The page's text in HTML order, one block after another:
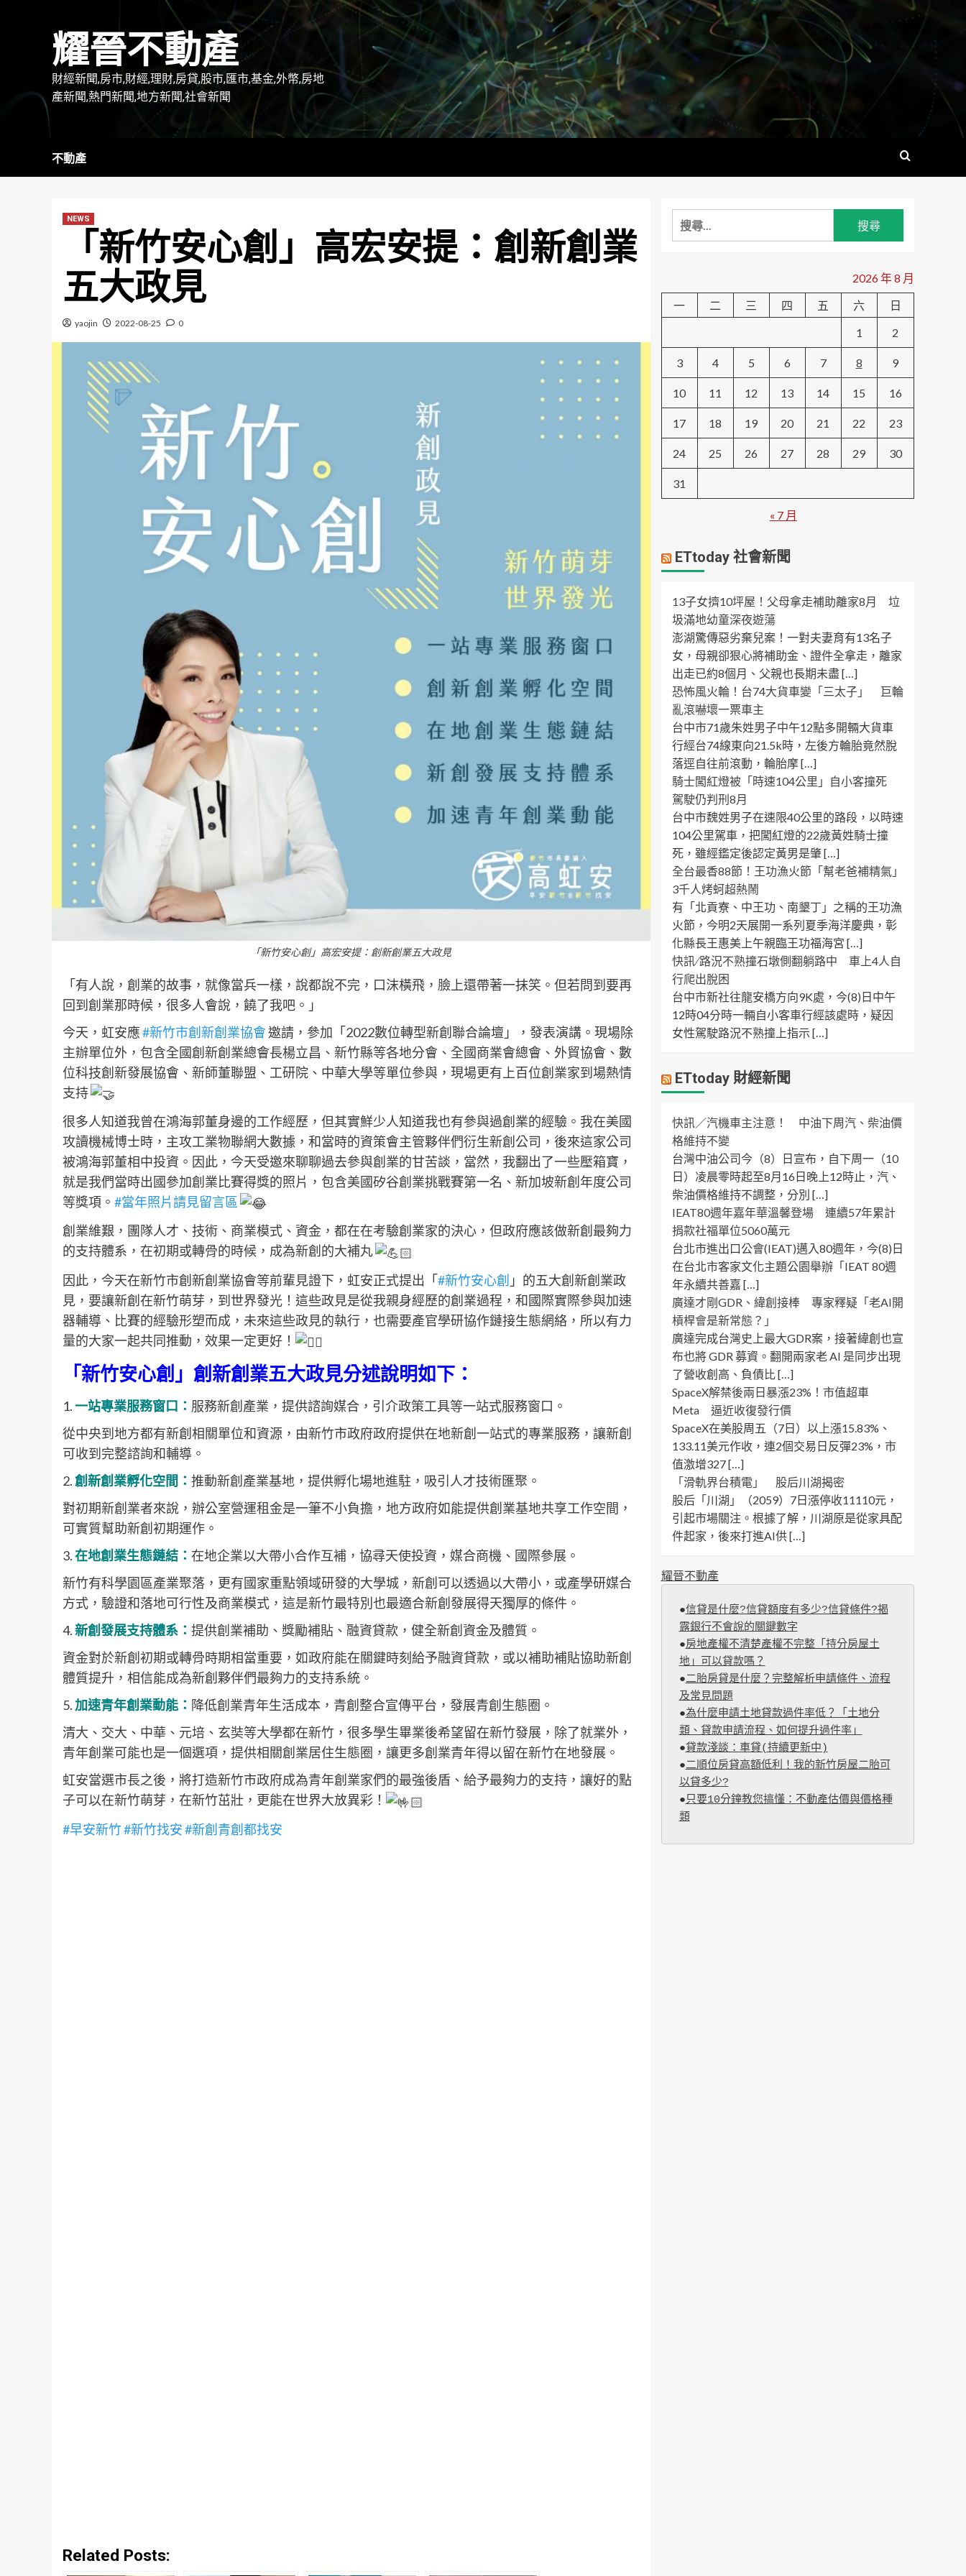
耀晉不動產
財經新聞,房市,財經,理財,房貸,股市,匯市,基金,外幣,房地
產新聞,熱門新聞,地方新聞,社會新聞
不動產
NEWS
「新竹安心創」高宏安提：創新創業
五大政見
yaojin 2022-08-25 0
「新竹安心創」高宏安提：創新創業五大政見
「有人說，創業的故事，就像當兵一樣，說都說不完，口沫橫飛，臉上還帶著一抹笑。但若問到要再
回到創業那時候，很多人會說，饒了我吧。」
今天，虹安應#新竹市創新創業協會邀請，參加「2022數位轉型新創聯合論壇」，發表演講。現場除
主辦單位外，包含全國創新創業總會長楊立昌、新竹縣等各地分會、全國商業會總會、外貿協會、數
位科技創新發展協會、新師董聯盟、工研院、中華大學等單位參與，現場更有上百位創業家到場熱情
支持
很多人知道我曾在鴻海郭董身邊的工作經歷，但其實鮮少人知道我也有參與過創業的經驗。我在美國
攻讀機械博士時，主攻工業物聯網大數據，和當時的資策會主管夥伴們衍生新創公司，後來這家公司
被鴻海郭董相中投資。因此，今天受邀來聊聊過去參與創業的甘苦談，當然，我翻出了一些壓箱寶，
就是我們當時出國參加創業比賽得獎的照片，包含美國矽谷創業挑戰賽第一名、新加坡新創年度公司
等獎項。 #當年照片請見留言區
創業維艱，團隊人才、技術、商業模式、資金，都在在考驗創業家的決心，但政府應該做新創最夠力
的支持體系，在初期或轉骨的時候，成為新創的大補丸
因此，今天在新竹市創新創業協會等前輩見證下，虹安正式提出「#新竹安心創 」的五大創新創業政
見，要讓新創在新竹萌芽，到世界發光！這些政見是從我親身經歷的創業過程，和國際實際參與加速
器輔導、比賽的經驗形塑而成，未來這些政見的執行，也需要產官學研協作鏈接生態網絡，所以有力
量的大家一起共同推動，效果一定更好！
「新竹安心創」創新創業五大政見分述說明如下：
1.一站專業服務窗口： 服務新創產業，提供諮詢媒合，引介政策工具等一站式服務窗口。
從中央到地方都有新創相關單位和資源，由新竹市政府政府提供在地新創一站式的專業服務，讓新創
可收到完整諮詢和輔導。
2.創新創業孵化空間： 推動新創產業基地，提供孵化場地進駐，吸引人才技術匯聚。
對初期新創業者來說，辦公室營運租金是一筆不小負擔，地方政府如能提供創業基地共享工作空間，
可實質幫助新創初期運作。
3.在地創業生態鏈結： 在地企業以大帶小合作互補，協尋天使投資，媒合商機、國際參展。
新竹有科學園區產業聚落，更有國家重點領域研發的大學城，新創可以透過以大帶小，或產學研媒合
方式，驗證和落地可行性及商業模式，這是新竹最特別也最適合新創發展得天獨厚的條件。
4.新創發展支持體系： 提供創業補助、獎勵補貼、融資貸款，健全新創資金及體質。
資金對於新創初期或轉骨時期相當重要，如政府能在關鍵時刻給予融資貸款，或以補助補貼協助新創
體質提升，相信能成為新創夥伴們最夠力的支持系統。
5. 加速青年創業動能： 降低創業青年生活成本，青創整合宣傳平台，發展青創生態圈。
清大、交大、中華、元培、玄奘等大學都在新竹，很多學生畢業後希望留在新竹發展，除了就業外，
青年創業可能也是一個選項，提供相關創業居住生態圈，讓更多創業青年得以留在新竹在地發展。
虹安當選市長之後，將打造新竹市政府成為青年創業家們的最強後盾、給予最夠力的支持，讓好的點
子可以在新竹萌芽，在新竹茁壯，更能在世界大放異彩！
#早安新竹#新竹找安#新創青創都找安
Related Posts:
搜
尋
字:
2026 年 8 月
一
二 三 四 五 六
日
1
2
3 4 5 6 7 8 9
10 11 12 13 14 15 16
17 18 19 20 21 22 23
24 25 26 27 28 29 30
31
« 7 月
ETtoday 社會新聞
13子女擠10坪屋！父母拿走補助離家8月 垃
圾滿地幼童深夜遊蕩
澎湖驚傳惡劣棄兒案！一對夫妻育有13名子
女，母親卻狠心將補助金、證件全拿走，離家
出走已約8個月、父親也長期未盡 […]
恐怖風火輪！台74大貨車變「三太子」 巨輪
亂滾嚇壞一票車主
台中市71歲朱姓男子中午12點多開輛大貨車
行經台74線東向21.5k時，左後方輪胎竟然脫
落逕自往前滾動，輪胎摩 […]
騎士闖紅燈被「時速104公里」自小客撞死
駕駛仍判刑8月
台中市魏姓男子在速限40公里的路段，以時速
104公里駕車，把闖紅燈的22歲黃姓騎士撞
死，雖經鑑定後認定黃男是肇 […]
全台最香88節！王功漁火節「幫老爸補精氣」
3千人烤蚵超熱鬧
有「北貢寮、中王功、南墾丁」之稱的王功漁
火節，今明2天展開一系列夏季海洋慶典，彰
化縣長王惠美上午親臨王功福海宮 […]
快訊 ∕ 路況不熟撞石墩側翻躺路中 車上4人自
行爬出脫困
台中市新社往龍安橋方向9K處，今(8)日中午
12時04分時一輛自小客車行經該處時，疑因
女性駕駛路況不熟撞上指示 […]
ETtoday 財經新聞
快訊／汽機車主注意！ 中油下周汽、柴油價
格維持不變
台灣中油公司今（8）日宣布，自下周一（10
日）凌晨零時起至8月16日晚上12時止，汽、
柴油價格維持不調整，分別 […]
IEAT80週年嘉年華溫馨登場 連續57年累計
捐款社福單位5060萬元
台北市進出口公會(IEAT)邁入80週年，今(8)日
在台北市客家文化主題公園舉辦「IEAT 80週
年永續共善嘉 […]
廣達才剛GDR、緯創接棒 專家釋疑「老AI開
槓桿會是新常態？」
廣達完成台灣史上最大GDR案，接著緯創也宣
布也將 GDR 募資。翻開兩家老 AI 是同步出現
了營收創高、負債比 […]
SpaceX解禁後兩日暴漲23%！市值超車
Meta 逼近收復發行價
SpaceX在美股周五（7日）以上漲15.83%、
133.11美元作收，連2個交易日反彈23%，市
值激增327 […]
「滑軌界台積電」 股后川湖揭密
股后「川湖」（2059）7日漲停收11110元，
引起市場關注。根據了解，川湖原是從家具配
件起家，後來打進AI供 […]
耀晉不動產
●信貸是什麼?信貸額度有多少?信貸條件?揭
露銀行不會說的關鍵數字
●房地產權不清楚產權不完整「持分房屋土
地」可以貸款嗎？
●二胎房貸是什麼？完整解析申請條件、流程
及常見問題
●為什麼申請土地貸款過件率低？「土地分
類、貸款申請流程、如何提升過件率」
●貸款淺談：車貸(持續更新中)
●二順位房貸高額低利！我的新竹房屋二胎可
以貸多少?
●只要10分鐘教您搞懂：不動產估價與價格種
類